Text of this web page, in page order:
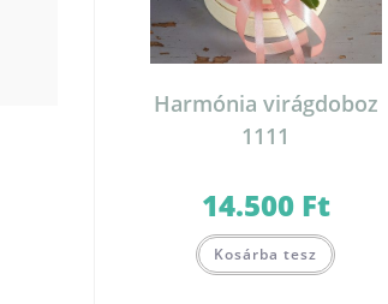
Harmónia virágdoboz
1111
14.500 Ft
Kosárba tesz